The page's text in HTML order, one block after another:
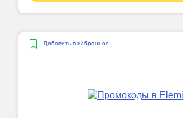
Добавить в избранное